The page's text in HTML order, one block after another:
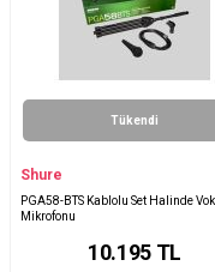
Tükendi
Shure
PGA58-BTS Kablolu Set Halinde
Mikrofonu
10.195TL